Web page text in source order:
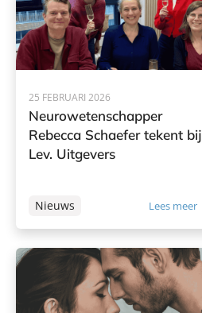
25 FEBRUARI 2026
Neurowetenschapper
Rebecca Schaefer tekent bij
Lev. Uitgevers
Nieuws Lees meer